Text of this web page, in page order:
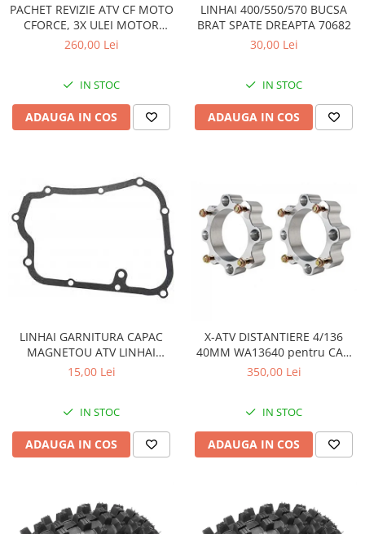
PACHET REVIZIE ATV CF MOTO
CFORCE, 3X ULEI MOTOR
MOTUL 5100 10W40, ULEI
260,00 Lei
IN STOC
ADAUGA IN COS
LINHAI 400/550/570 BUCSA
BRAT SPATE DREAPTA 70682
30,00 Lei
IN STOC
ADAUGA IN COS
LINHAI GARNITURA CAPAC
MAGNETOU ATV LINHAI
260/300/400 - 23617
15,00 Lei
IN STOC
ADAUGA IN COS
X-ATV DISTANTIERE 4/136
40MM WA13640 pentru CAN
AM
350,00 Lei
IN STOC
ADAUGA IN COS